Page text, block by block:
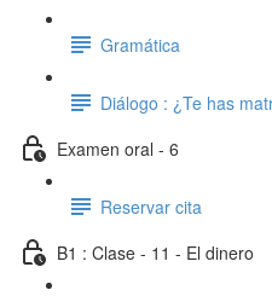
Gramática
Diálogo : ¿Te has
Examen oral - 6
Reservar cita
B1 : Clase - 11 - El dinero